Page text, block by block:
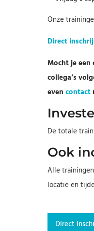
Onze
Direct
Mocht je
collega’s
even contact
De totale
Ook
Alle
locatie en
Direct